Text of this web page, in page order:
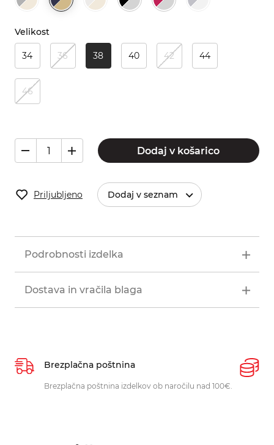
Velikost
34 36 38 40 42 44
46
Dodaj v košarico
Priljubljeno Dodaj v seznam
Podrobnosti izdelka
Dostava in vračila blaga
Brezplačna poštnina
Brezplačna poštnina izdelkov ob naročilu nad 100€.